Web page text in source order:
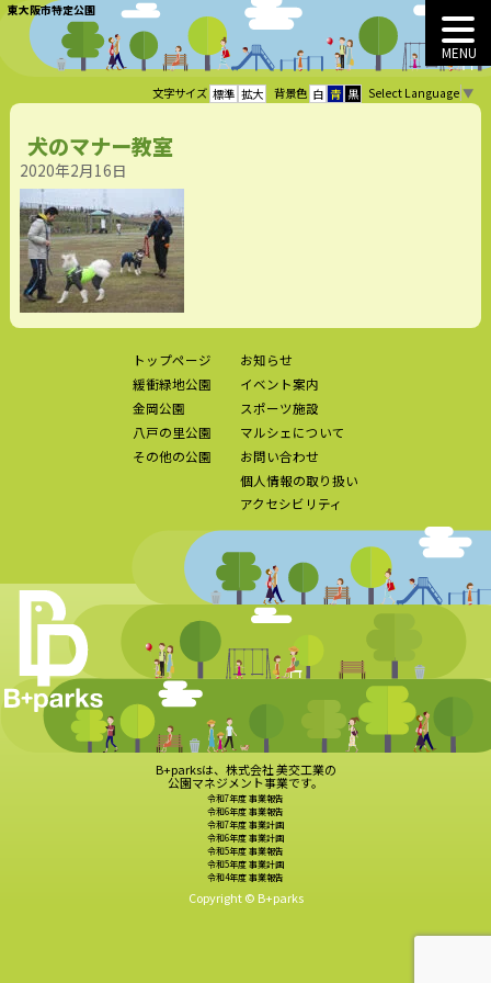
東大阪市特定公園
MENU
文字サイズ 標準 拡大 背景色 白 青 黒 Select Language ▼
犬のマナー教室
2020年2月16日
トップページ
緩衝緑地公園
金岡公園
八戸の里公園
その他の公園
お知らせ
イベント案内
スポーツ施設
マルシェについて
お問い合わせ
個人情報の取り扱い
アクセシビリティ
B+parksは、株式会社 美交工業の
公園マネジメント事業です。
令和7年度 事業報告
令和6年度 事業報告
令和7年度 事業計画
令和6年度 事業計画
令和5年度 事業報告
令和5年度 事業計画
令和4年度 事業報告
Copyright © B+parks